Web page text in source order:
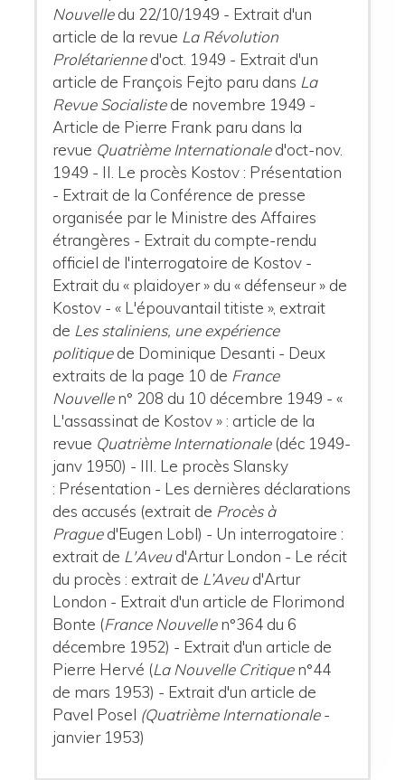
Nouvelledu 22/10/1949 - Extrait d'un
article de la revue La Révolution
Prolétarienned'oct. 1949 - Extrait d'un
article de François Fejto paru dans La
Revue Socialistede novembre 1949 -
Article de Pierre Frank paru dans la
revue Quatrième Internationaled'oct-nov.
1949 - II. Le procès Kostov : Présentation
- Extrait de la Conférence de presse
organisée par le Ministre des Affaires
étrangères - Extrait du compte-rendu
officiel de l'interrogatoire de Kostov -
Extrait du « plaidoyer » du « défenseur » de
Kostov - « L'épouvantail titiste », extrait
de Les staliniens, une expérience
politiquede Dominique Desanti - Deux
extraits de la page 10 de France
Nouvellen° 208 du 10 décembre 1949 - «
L'assassinat de Kostov » : article de la
revue Quatrième Internationale(déc 1949-
janv 1950) - III. Le procès Slansky
: Présentation - Les dernières déclarations
des accusés (extrait de Procès à
Pragued'Eugen Lobl) - Un interrogatoire :
extrait de L'Aveud'Artur London - Le récit
du procès : extrait de L’Aveud'Artur
London - Extrait d'un article de Florimond
Bonte (France Nouvellen°364 du 6
décembre 1952) - Extrait d'un article de
Pierre Hervé (La Nouvelle Critiquen°44
de mars 1953) - Extrait d'un article de
Pavel Posel (Quatrième Internationale-
janvier 1953)